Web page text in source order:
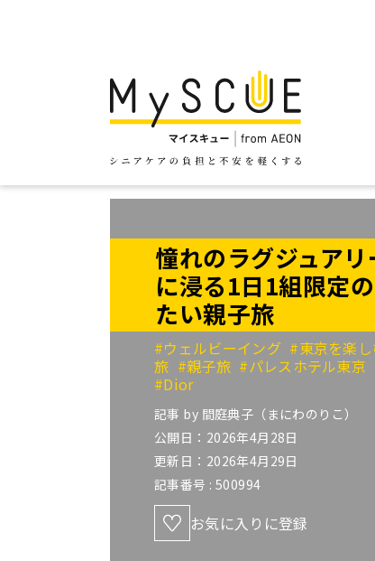
憧れのラグジュア
に浸る1日1組限定
たい親子旅
#ウェルビーイング #東京を楽
旅 #親子旅 #パレスホテル東京
#Dior
記事 by 間庭典子（まにわのりこ）
公開日：2026年4月28日
更新日：2026年4月29日
記事番号 : 500994
お気に入りに登録